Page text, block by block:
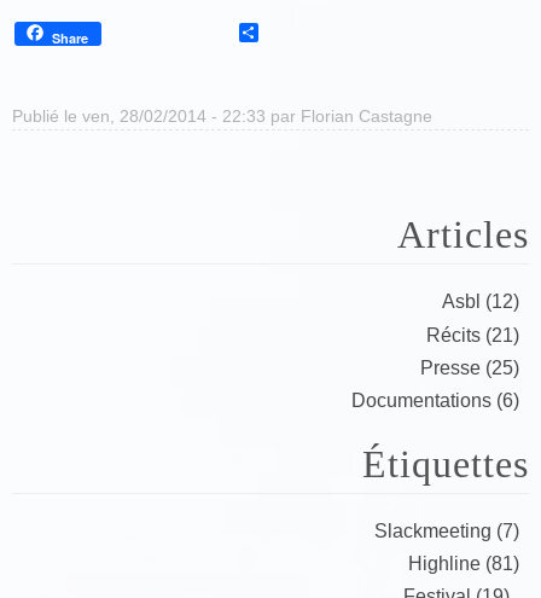
Share
Publié le ven, 28/02/2014 - 22:33 par Florian Castagne
Articles
Asbl (12)
Récits (21)
Presse (25)
Documentations (6)
Étiquettes
Slackmeeting (7)
Highline (81)